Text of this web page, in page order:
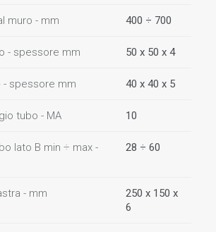
muro - mm 400 ÷ 700
- spessore mm 50 x 50 x 4
spessore mm 40 x 40 x 5
tubo - MA 10
lato B min ÷ max -
28 ÷ 60
- mm
250 x 150 x
6